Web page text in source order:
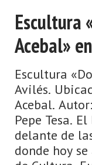
Escultura
Acebal»
Escultura
Avilés.
Acebal.
Pepe Tesa.
delante de
donde hoy